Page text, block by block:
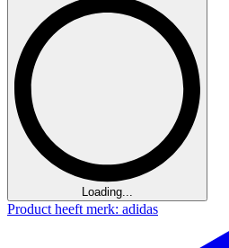
Loading...
Product heeft merk: adidas